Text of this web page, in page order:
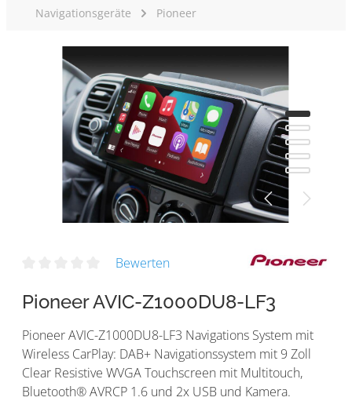
Navigationsgeräte Pioneer
Bewerten
Pioneer AVIC-Z1000DU8-LF3
Pioneer AVIC-Z1000DU8-LF3 Navigations System mit
Wireless CarPlay: DAB+ Navigationssystem mit 9 Zoll
Clear Resistive WVGA Touchscreen mit Multitouch,
Bluetooth® AVRCP 1.6 und 2x USB und Kamera.